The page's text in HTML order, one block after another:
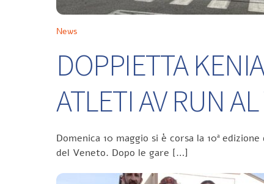
News
DOPPIETTA
ATLETI AV RUN
Domenica 10 maggio si è corsa la 10ª
del Veneto. Dopo le gare […]